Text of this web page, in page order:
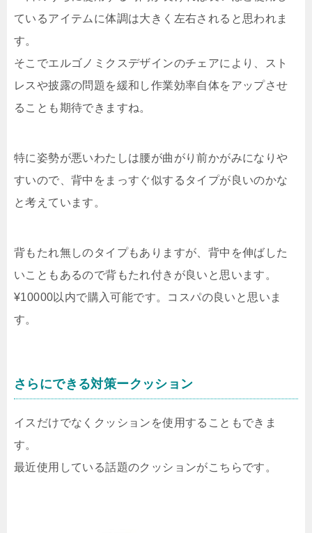
ているアイテムに体調は大きく左右されると思われま
す。
そこでエルゴノミクスデザインのチェアにより、スト
レスや披露の問題を緩和し作業効率自体をアップさせ
ることも期待できますね。
特に姿勢が悪いわたしは腰が曲がり前かがみになりや
すいので、背中をまっすぐ似するタイプが良いのかな
と考えています。
背もたれ無しのタイプもありますが、背中を伸ばした
いこともあるので背もたれ付きが良いと思います。
¥10000以内で購入可能です。コスパの良いと思いま
す。
さらにできる対策ークッション
イスだけでなくクッションを使用することもできま
す。
最近使用している話題のクッションがこちらです。